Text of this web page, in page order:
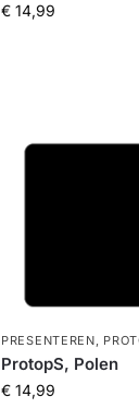
€ 14,99
PRESENTEREN,
ProtopS, Polen
€ 14,99